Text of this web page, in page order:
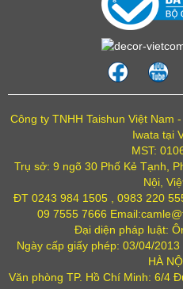
Công ty TNHH Taishun Việt Nam
Iwata tại
MST:
Trụ sở: 9 ngõ 30 Phố Kẻ Tạnh,
Nội,
ĐT 0243 984 1505 , 0983 220
09 7555 7666
Đại diện pháp luật:
Ngày cấp giấy phép: 03/04/
HÀ
Văn phòng TP. Hồ Chí Minh: 6/4